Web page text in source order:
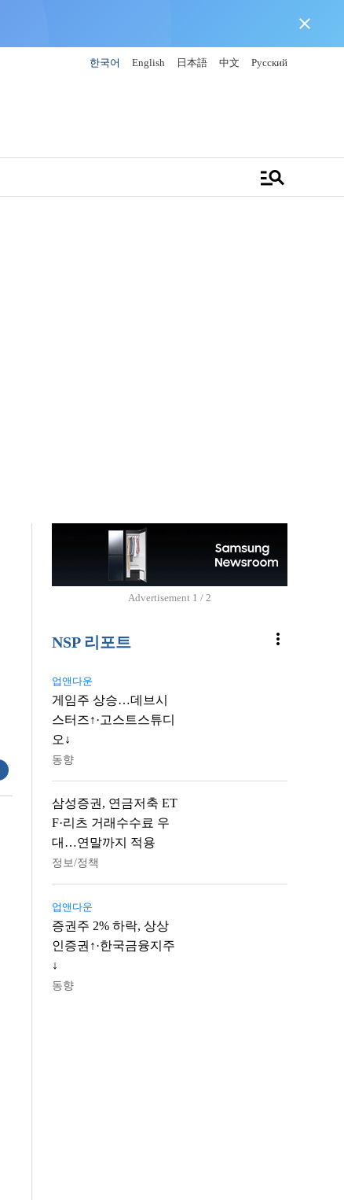
close
한국어 English 日本語 中文 Русский
manage_search
Advertisement 2 / 2
NSP 리포트 more_vert
업앤다운
게임주 상승…데브시
스터즈↑·고스트스튜디
오↓
동향
삼성증권, 연금저축 ET
F·리츠 거래수수료 우
대…연말까지 적용
정보/정책
업앤다운
증권주 2% 하락, 상상
인증권↑·한국금융지주
↓
동향